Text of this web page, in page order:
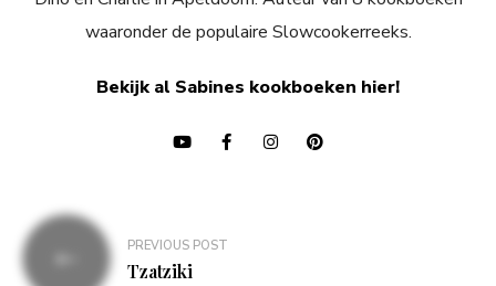
waaronder de populaire Slowcookerreeks.
Bekijk al Sabines kookboeken hier!
Bericht
navigatie
PREVIOUS POST
Tzatziki